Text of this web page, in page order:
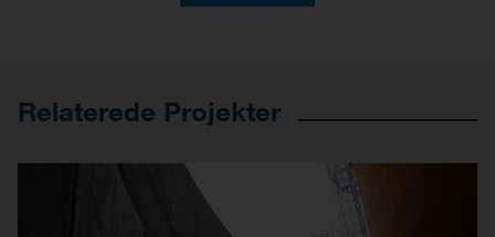
Relaterede Projekter